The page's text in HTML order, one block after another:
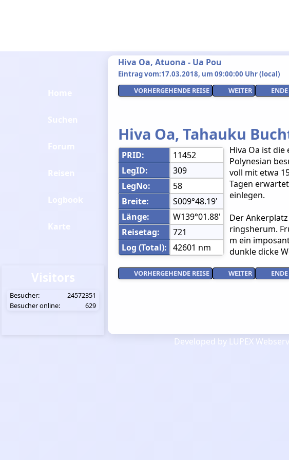
Hiva Oa, Atuona - Ua Pou
Eintrag vom:17.03.2018, um 09:00:00 Uhr (local)
VORHERGEHENDE REISE
WEITER ENDE
Hiva Oa, Tahauku
PRID:
11452
LegID:
309
LegNo:
58
Breite:
S009°48.19'
Länge:
W139°01.88'
Reisetag:
721
Log (Total): 42601 nm
Hiva Oa ist
Polynesian
voll mit etwa
Tagen
einlegen.
Der
ringsherum.
m ein
dunkle dicke
VORHERGEHENDE REISE WEITER ENDE
Visitors
Besucher:
24572351
Besucher online:
629
Developed by LUPEX